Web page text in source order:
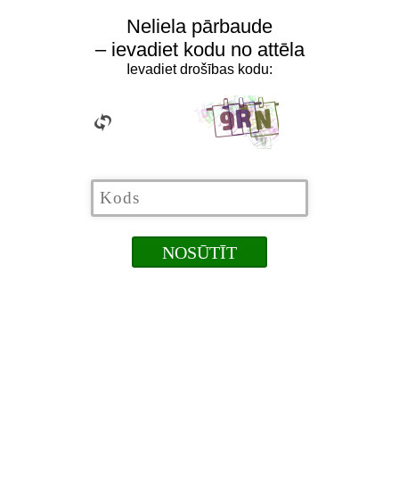
Neliela pārbaude
– ievadiet kodu no attēla
Ievadiet drošības kodu: